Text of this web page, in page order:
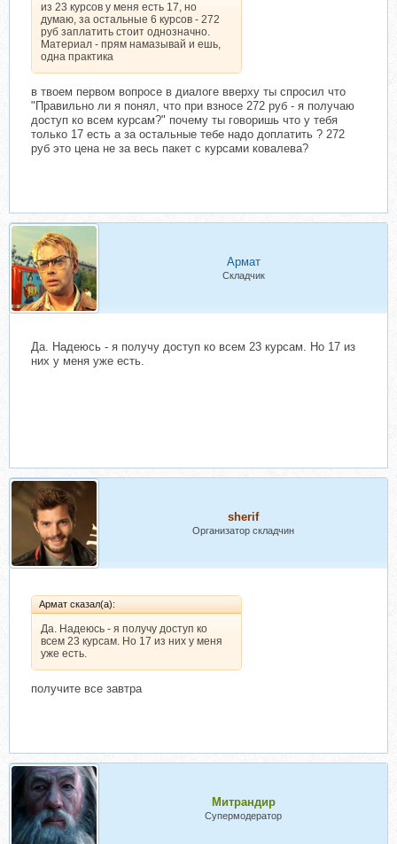
из 23 курсов у меня есть 17, но
думаю, за остальные 6 курсов - 272
руб заплатить стоит однозначно.
Материал - прям намазывай и ешь,
одна практика
в твоем первом вопросе в диалоге вверху ты спросил что
"Правильно ли я понял, что при взносе 272 руб - я получаю
доступ ко всем курсам?" почему ты говоришь что у тебя
только 17 есть а за остальные тебе надо доплатить ? 272
руб это цена не за весь пакет с курсами ковалева?
Армат
Складчик
Да. Надеюсь - я получу доступ ко всем 23 курсам. Но 17 из
них у меня уже есть.
sherif
Организатор складчин
Армат сказал(а):
Да. Надеюсь - я получу доступ ко
всем 23 курсам. Но 17 из них у меня
уже есть.
получите все завтра
Митрандир
Супермодератор